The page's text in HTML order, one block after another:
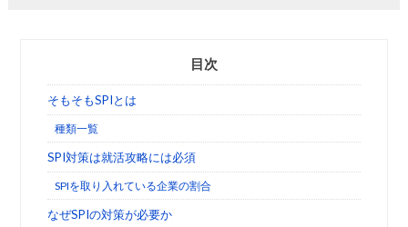
目次
そもそもSPIとは
種類一覧
SPI対策は就活攻略には必須
SPIを取り入れている企業の割合
なぜSPIの対策が必要か